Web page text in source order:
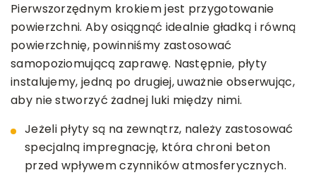
Pierwszorzędnym krokiem jest przygotowanie
powierzchni. Aby osiągnąć idealnie gładką i równą
powierzchnię, powinniśmy zastosować
samopoziomującą zaprawę. Następnie, płyty
instalujemy, jedną po drugiej, uważnie obserwując,
aby nie stworzyć żadnej luki między nimi.
Jeżeli płyty są na zewnątrz, należy zastosować
specjalną impregnację, która chroni beton
przed wpływem czynników atmosferycznych.